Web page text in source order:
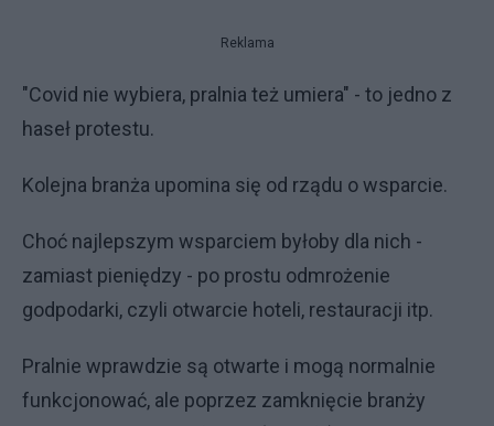
Reklama
"Covid nie wybiera, pralnia też umiera" - to jedno z
haseł protestu.
Kolejna branża upomina się od rządu o wsparcie.
Choć najlepszym wsparciem byłoby dla nich -
zamiast pieniędzy - po prostu odmrożenie
godpodarki, czyli otwarcie hoteli, restauracji itp.
Pralnie wprawdzie są otwarte i mogą normalnie
funkcjonować, ale poprzez zamknięcie branży